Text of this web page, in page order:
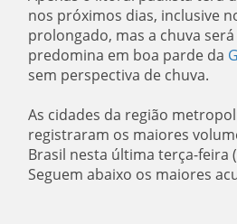
nos próximos dias, inclusive
prolongado, mas a chuva
predomina em boa parde da
sem perspectiva de chuva.
As cidades da região
registraram os maiores
Brasil nesta última terça-feira
Seguem abaixo os maiores